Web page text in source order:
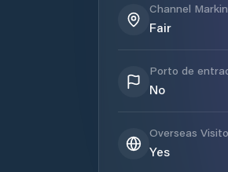
Channel
Fair
Porto de
No
Overseas
Yes